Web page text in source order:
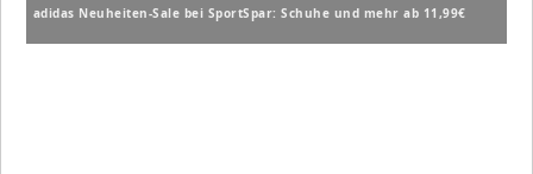
adidas Neuheiten-Sale bei SportSpar: Schuhe und mehr ab 11,99€